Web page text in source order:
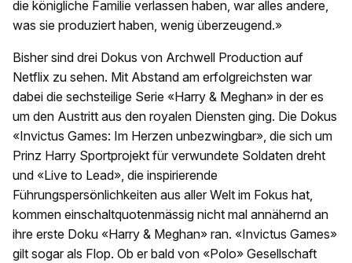
die königliche Familie verlassen haben, war alles andere,
was sie produziert haben, wenig überzeugend.»
Bisher sind drei Dokus von Archwell Production auf
Netflix zu sehen. Mit Abstand am erfolgreichsten war
dabei die sechsteilige Serie «Harry & Meghan» in der es
um den Austritt aus den royalen Diensten ging. Die Dokus
«Invictus Games: Im Herzen unbezwingbar», die sich um
Prinz Harry Sportprojekt für verwundete Soldaten dreht
und «Live to Lead», die inspirierende
Führungspersönlichkeiten aus aller Welt im Fokus hat,
kommen einschaltquotenmässig nicht mal annähernd an
ihre erste Doku «Harry & Meghan» ran. «Invictus Games»
gilt sogar als Flop. Ob er bald von «Polo» Gesellschaft